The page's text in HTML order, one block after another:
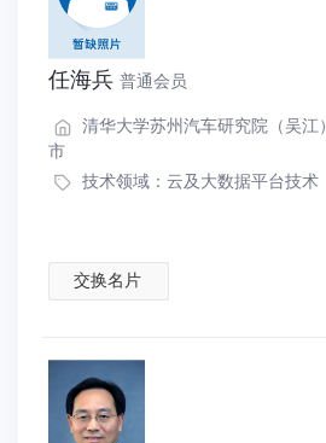
任海兵 普通会员
清华大学苏州汽车研究院（吴江）
市
技术领域： 云及大数据平台技术
交换名片